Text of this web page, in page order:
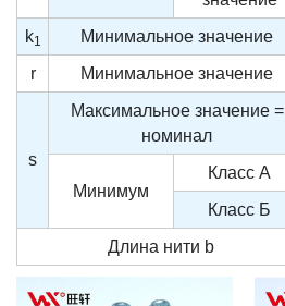
k1 Минимальное значение
r
Минимальное значение
s
Максимальное значение =
номинал
Минимум
Класс А
Класс Б
Длина нити b